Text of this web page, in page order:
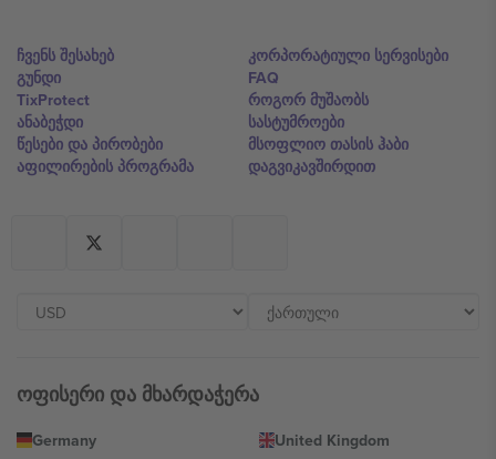
ჩვენს შესახებ
გუნდი
TixProtect
ანაბეჭდი
წესები და პირობები
აფილირების პროგრამა
კორპორატიული სერვისები
FAQ
როგორ მუშაობს
სასტუმროები
მსოფლიო თასის ჰაბი
დაგვიკავშირდით
ოფისერი და მხარდაჭერა
Germany
United Kingdom